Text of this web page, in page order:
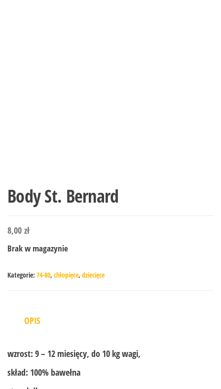
Body St. Bernard
8,00 zł
Brak w magazynie
Kategorie: 74-80, chłopięce, dziecięce
OPIS
wzrost: 9 – 12 miesięcy, do 10 kg wagi,
skład: 100% bawełna